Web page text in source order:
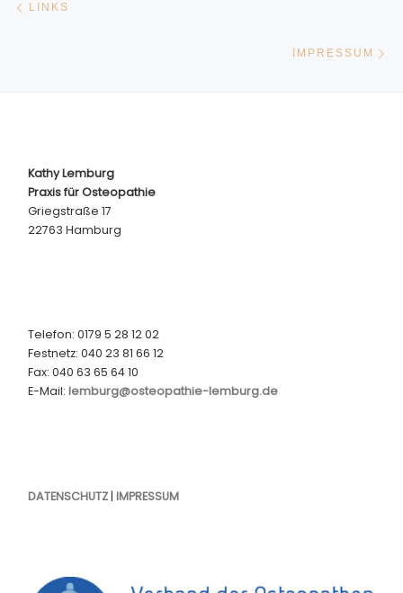
LINKS
IMPRESSUM
Kathy Lemburg
Praxis für Osteopathie
Griegstraße 17
22763 Hamburg
Telefon: 0179 5 28 12 02
Festnetz: 040 23 81 66 12
Fax: 040 63 65 64 10
E-Mail: lemburg@osteopathie-lemburg.de
DATENSCHUTZ| IMPRESSUM